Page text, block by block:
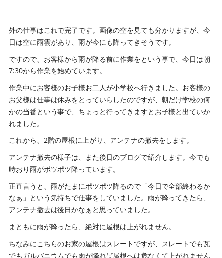
外の仕事はこれで完了です。画像の空を見ても分かりますが、今
日は空に雨雲があり、雨が今にも降ってきそうです。
ですので、お客様から雨が降る前に作業をという事で、今日は朝
7:30から作業を始めています。
作業中にお客様のお子様お二人が小学校へ行きました。お客様の
お父様は仕事は休みをとっていらしたのですが、朝だけ学校の何
かの当番という事で、ちょっと行ってきますとお子様と出ていか
れました。
これから、2階の屋根に上がり、アンテナの撤去をします。
アンテナ撤去の様子は、また後日のブログで紹介します。今でも
時おり雨がポツポツ降っています。
正直言うと、雨がたまにポツポツ降るので「今日で全部終わるか
なぁ」という気持ちで仕事をしていました。雨が降ってきたら、
アンテナ撤去は後日かなぁと思っていました。
まともに雨が降ったら、絶対に屋根は上がれません。
ちなみにこちらのお家の屋根はスレートですが、スレートでも瓦
でもガルバニウムでも雨が降れば屋根へは危なくて上がれません